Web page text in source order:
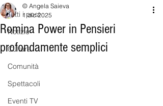
Tutti i post
Notizie
Cultura
Comunità
Spettacoli
Eventi TV
Romina Power in Pensieri
profondamente semplici
© Angela Saieva
1 dic 2025